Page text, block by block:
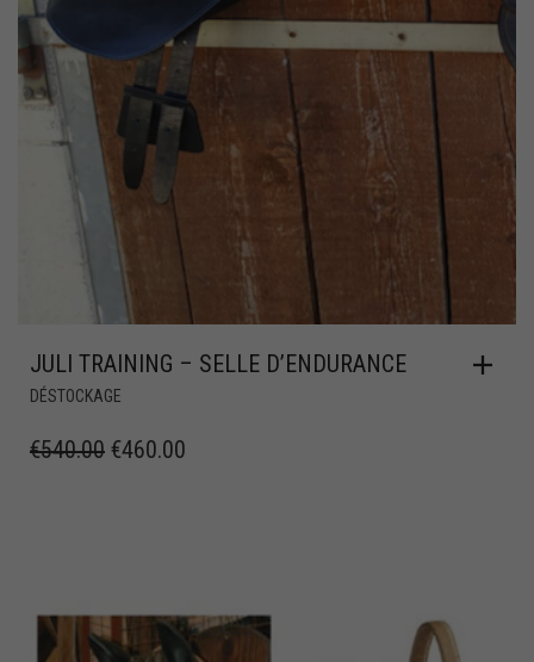
JULI TRAINING – SELLE D’ENDURANCE
DÉSTOCKAGE
€540.00 €460.00